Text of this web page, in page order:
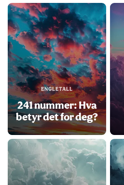
ENGLETALL
241 nummer: Hva
betyr det for deg?